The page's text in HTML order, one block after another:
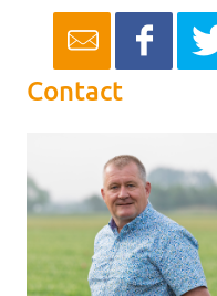
Contact